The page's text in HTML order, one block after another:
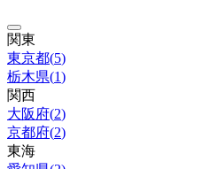
関東
東京都(5)
栃木県(1)
関西
大阪府(2)
京都府(2)
東海